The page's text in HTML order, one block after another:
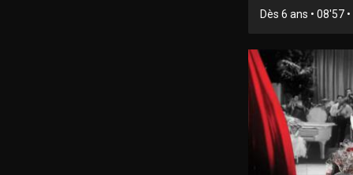
Dès 6 ans • 08'57